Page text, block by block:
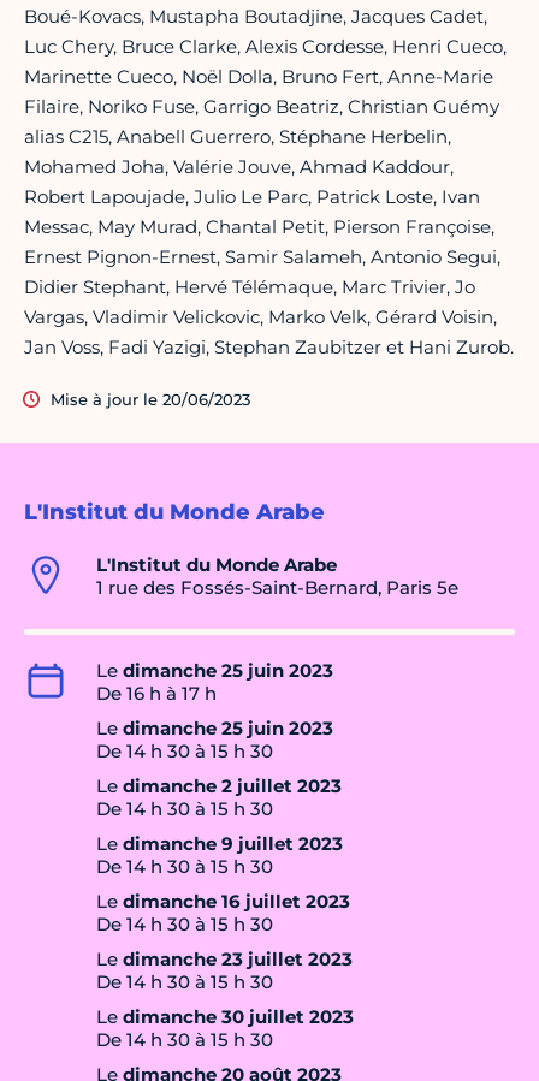
L'Institut du Monde Arabe
L'Institut du Monde Arabe
1 rue des Fossés-Saint-Bernard, Paris 5e
Le dimanche 25 juin 2023
De 16 h à 17 h
Le dimanche 25 juin 2023
De 14 h 30 à 15 h 30
Le dimanche 2 juillet 2023
De 14 h 30 à 15 h 30
Le dimanche 9 juillet 2023
De 14 h 30 à 15 h 30
Le dimanche 16 juillet 2023
De 14 h 30 à 15 h 30
Le dimanche 23 juillet 2023
De 14 h 30 à 15 h 30
Le dimanche 30 juillet 2023
De 14 h 30 à 15 h 30
Le dimanche 20 août 2023
Boué-Kovacs, Mustapha Boutadjine, Jacques Cadet,
Luc Chery, Bruce Clarke, Alexis Cordesse, Henri Cueco,
Marinette Cueco, Noël Dolla, Bruno Fert, Anne-Marie
Filaire, Noriko Fuse, Garrigo Beatriz, Christian Guémy
alias C215, Anabell Guerrero, Stéphane Herbelin,
Mohamed Joha, Valérie Jouve, Ahmad Kaddour,
Robert Lapoujade, Julio Le Parc, Patrick Loste, Ivan
Messac, May Murad, Chantal Petit, Pierson Françoise,
Ernest Pignon-Ernest, Samir Salameh, Antonio Segui,
Didier Stephant, Hervé Télémaque, Marc Trivier, Jo
Vargas, Vladimir Velickovic, Marko Velk, Gérard Voisin,
Jan Voss, Fadi Yazigi, Stephan Zaubitzer et Hani Zurob.
Mise à jour le 20/06/2023